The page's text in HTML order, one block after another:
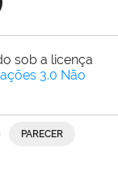
sob a licença
3.0 Não
PARECER